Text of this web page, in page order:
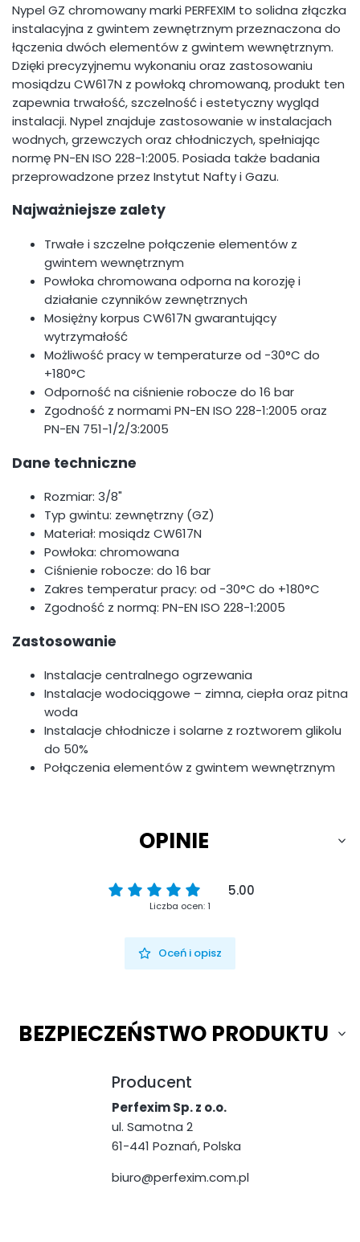
Nypel GZ chromowany marki PERFEXIM to solidna złączka
instalacyjna z gwintem zewnętrznym przeznaczona do
łączenia dwóch elementów z gwintem wewnętrznym.
Dzięki precyzyjnemu wykonaniu oraz zastosowaniu
mosiądzu CW617N z powłoką chromowaną, produkt ten
zapewnia trwałość, szczelność i estetyczny wygląd
instalacji. Nypel znajduje zastosowanie w instalacjach
wodnych, grzewczych oraz chłodniczych, spełniając
normę PN-EN ISO 228-1:2005. Posiada także badania
przeprowadzone przez Instytut Nafty i Gazu.
Najważniejsze zalety
Trwałe i szczelne połączenie elementów z
gwintem wewnętrznym
Powłoka chromowana odporna na korozję i
działanie czynników zewnętrznych
Mosiężny korpus CW617N gwarantujący
wytrzymałość
Możliwość pracy w temperaturze od -30°C do
+180°C
Odporność na ciśnienie robocze do 16 bar
Zgodność z normami PN-EN ISO 228-1:2005 oraz
PN-EN 751-1/2/3:2005
Dane techniczne
Rozmiar: 3/8"
Typ gwintu: zewnętrzny (GZ)
Materiał: mosiądz CW617N
Powłoka: chromowana
Ciśnienie robocze: do 16 bar
Zakres temperatur pracy: od -30°C do +180°C
Zgodność z normą: PN-EN ISO 228-1:2005
Zastosowanie
Instalacje centralnego ogrzewania
Instalacje wodociągowe – zimna, ciepła oraz pitna
woda
Instalacje chłodnicze i solarne z roztworem glikolu
do 50%
Połączenia elementów z gwintem wewnętrznym
OPINIE
5.00
Liczba ocen: 1
Oceń i opisz
BEZPIECZEŃSTWO PRODUKTU
Producent
Perfexim Sp. z o.o.
ul. Samotna 2
61-441 Poznań, Polska
biuro@perfexim.com.pl